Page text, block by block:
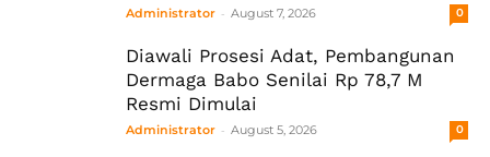
Administrator - August 7, 2026 0
Diawali Prosesi Adat, Pembangunan
Dermaga Babo Senilai Rp 78,7 M
Resmi Dimulai
Administrator - August 5, 2026 0